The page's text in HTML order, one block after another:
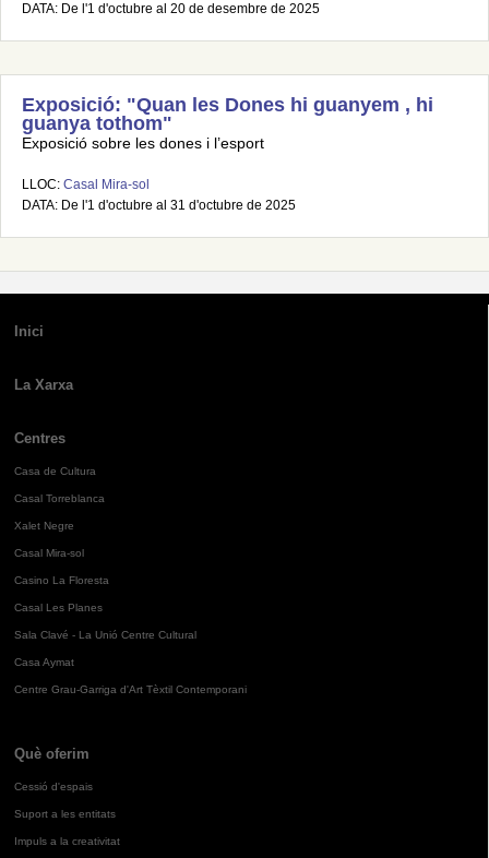
DATA: De l'1 d'octubre al 20 de desembre de 2025
Exposició: "Quan les Dones hi guanyem , hi
guanya tothom"
Exposició sobre les dones i l’esport
LLOC: Casal Mira-sol
DATA: De l'1 d'octubre al 31 d'octubre de 2025
Inici
La Xarxa
Centres
Casa de Cultura
Casal Torreblanca
Xalet Negre
Casal Mira-sol
Casino La Floresta
Casal Les Planes
Sala Clavé - La Unió Centre Cultural
Casa Aymat
Centre Grau-Garriga d'Art Tèxtil Contemporani
Què oferim
Cessió d'espais
Suport a les entitats
Impuls a la creativitat